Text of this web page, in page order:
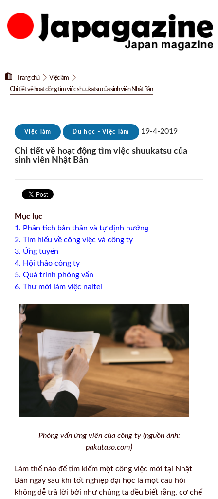
Trang chủ
Việc làm
Chi tiết về hoạt động tìm việc shuukatsu của sinh viên Nhật Bản
Việc làm Du học - Việc làm 19-4-2019
Chi tiết về hoạt động tìm việc shuukatsu của
sinh viên Nhật Bản
Mục lục
1. Phân tích bản thân và tự định hướng
2. Tìm hiểu về công việc và công ty
3. Ứng tuyển
4. Hội thảo công ty
5. Quá trình phỏng vấn
6. Thư mời làm việc naitei
Phỏng vấn ứng viên của công ty (nguồn ảnh:
pakutaso.com)
Làm thế nào để tìm kiếm một công việc mới tại Nhật
Bản ngay sau khi tốt nghiệp đại học là một câu hỏi
không dễ trả lời bởi như chúng ta đều biết rằng, cơ chế